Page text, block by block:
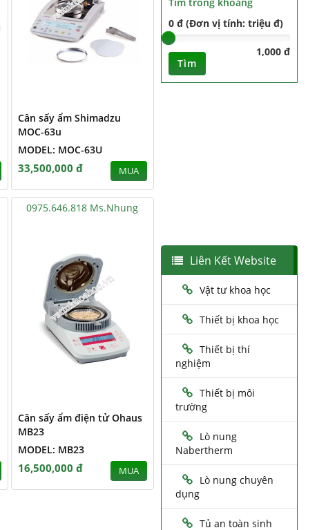
Cân sấy ẩm Shimadzu
MOC-63u
MODEL: MOC-63U
33,500,000 đ MUA
0975.646.818 Ms.Nhung
Cân sấy ẩm điện tử Ohaus
MB23
MODEL: MB23
16,500,000 đ MUA
0 đ (Đơn vị tính: triệu đ)
1,000 đ
Tìm
Liên Kết Website
Vật tư khoa học
Thiết bị khoa học
Thiết bị thí
nghiệm
Thiết bị môi
trường
Lò nung
Nabertherm
Lò nung chuyên
dụng
Tủ an toàn sinh